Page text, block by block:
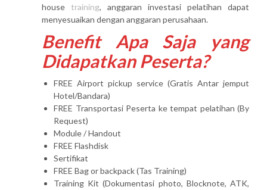
house training, anggaran investasi pelatihan dapat
menyesuaikan dengan anggaran perusahaan.
Benefit Apa Saja yang
Didapatkan Peserta?
FREE Airport pickup service (Gratis Antar jemput
Hotel/Bandara)
FREE Transportasi Peserta ke tempat pelatihan (By
Request)
Module / Handout
FREE Flashdisk
Sertifikat
FREE Bag or backpack (Tas Training)
Training Kit (Dokumentasi photo, Blocknote, ATK,